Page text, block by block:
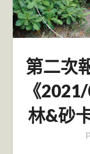
第二次
《
林&砂